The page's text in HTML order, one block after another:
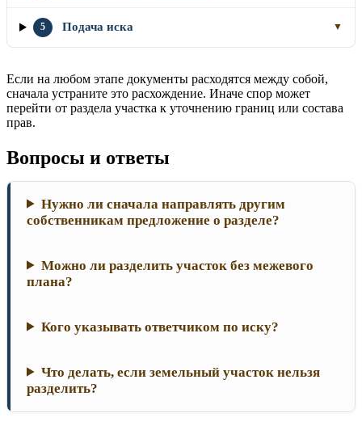
5 Подача иска ▼
Если на любом этапе документы расходятся между собой,
сначала устраните это расхождение. Иначе спор может
перейти от раздела участка к уточнению границ или состава
прав.
Вопросы и ответы
Нужно ли сначала направлять другим
собственникам предложение о разделе?
Можно ли разделить участок без межевого
плана?
Кого указывать ответчиком по иску?
Что делать, если земельный участок нельзя
разделить?